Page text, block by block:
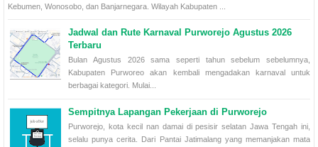
Kebumen, Wonosobo, dan Banjarnegara. Wilayah Kabupaten ...
Jadwal dan Rute Karnaval Purworejo Agustus 2026
Terbaru
Bulan Agustus 2026 sama seperti tahun sebelum sebelumnya,
Kabupaten Purworeo akan kembali mengadakan karnaval untuk
berbagai kategori. Mulai...
Sempitnya Lapangan Pekerjaan di Purworejo
Purworejo, kota kecil nan damai di pesisir selatan Jawa Tengah ini,
selalu punya cerita. Dari Pantai Jatimalang yang memanjakan mata